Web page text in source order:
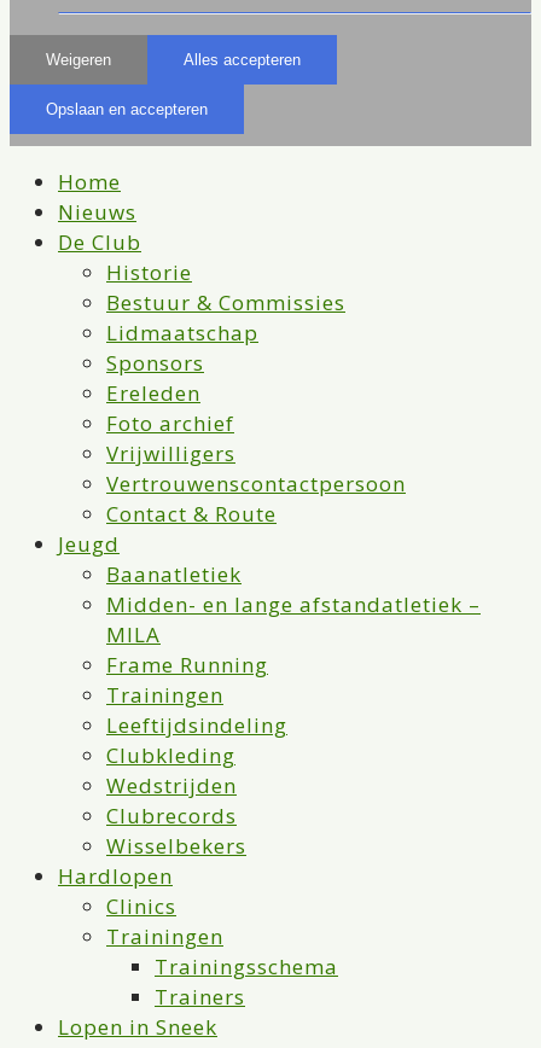
Weigeren Alles accepteren
Opslaan en accepteren
Home
Nieuws
De Club
Historie
Bestuur & Commissies
Lidmaatschap
Sponsors
Ereleden
Foto archief
Vrijwilligers
Vertrouwenscontactpersoon
Contact & Route
Jeugd
Baanatletiek
Midden- en lange afstandatletiek –
MILA
Frame Running
Trainingen
Leeftijdsindeling
Clubkleding
Wedstrijden
Clubrecords
Wisselbekers
Hardlopen
Clinics
Trainingen
Trainingsschema
Trainers
Lopen in Sneek